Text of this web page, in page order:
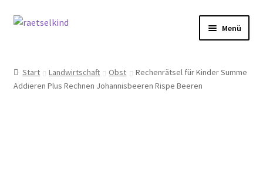
Zur
Zum
Menü
AGB
Start Landwirtschaft Obst
Rechenrätsel für Kinder Summe
Addieren Plus Rechnen Johannisbeeren Rispe Beeren